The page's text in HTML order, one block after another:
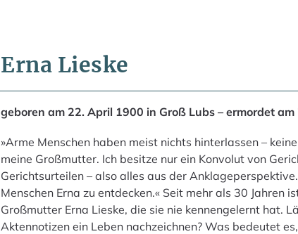
Erna Lieske
geboren am 22. April 1900 in Groß Lubs – ermordet
»Arme Menschen haben meist nichts hinterlassen –
meine Großmutter. Ich besitze nur ein Konvolut von
Gerichtsurteilen – also alles aus der
Menschen Erna zu entdecken.« Seit mehr als 30 Jahren
Großmutter Erna Lieske, die sie nie kennengelernt hat.
Aktennotizen ein Leben nachzeichnen? Was bedeutet